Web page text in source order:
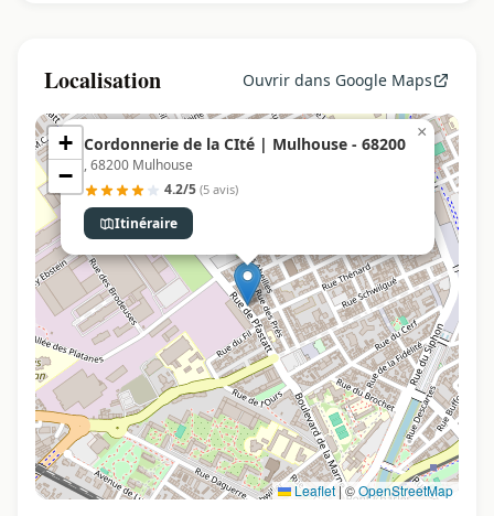
Localisation Ouvrir dans Google Maps
Cordonnerie de la CIté | Mulhouse - 68200
, 68200 Mulhouse
4.2/5 (5 avis)
Itinéraire
×
+
−
Leaflet|©OpenStreetMap